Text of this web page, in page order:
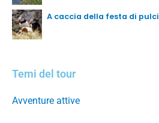
A caccia della festa di
Temi del tour
Avventure attive